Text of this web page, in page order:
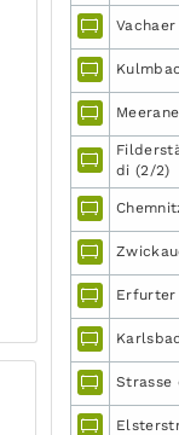
di (2/2)
Erfurter
Strasse